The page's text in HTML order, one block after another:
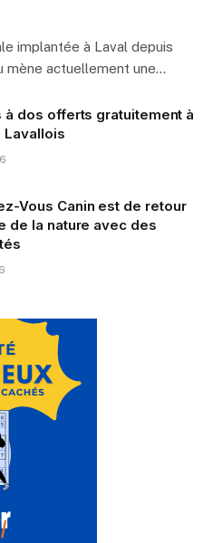
implantée à Laval depuis
mène actuellement une…
à dos offerts gratuitement à
Lavallois
Vous Canin est de retour
de la nature avec des